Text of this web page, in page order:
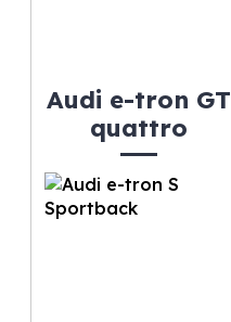
Audi e-tron GT
quattro